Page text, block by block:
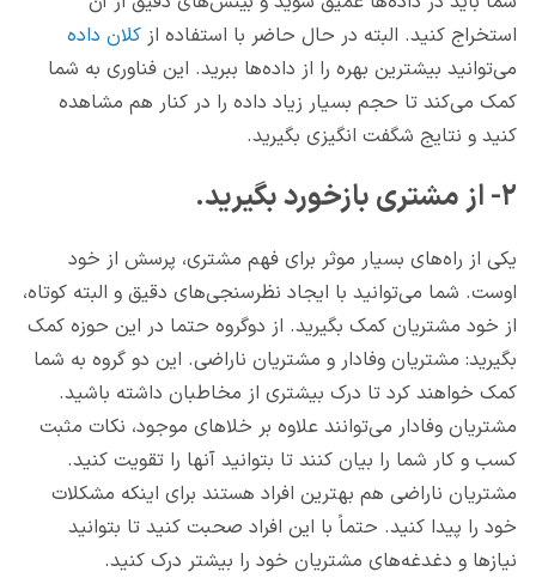
استخراج کنید. البته در حال حاضر با استفاده از کلان داده
می‌توانید بیشترین بهره را از داده‌ها ببرید. این فناوری به شما
کمک می‌کند تا حجم بسیار زیاد داده را در کنار هم مشاهده
کنید و نتایج شگفت انگیزی بگیرید.
۲- از مشتری بازخورد بگیرید.
یکی از راه‌های بسیار موثر برای فهم مشتری، پرسش از خود
اوست. شما می‌توانید با ایجاد نظرسنجی‌های دقیق و البته کوتاه،
از خود مشتریان کمک بگیرید. از دوگروه حتما در این حوزه کمک
بگیرید: مشتریان وفادار و مشتریان ناراضی. این دو گروه به شما
کمک خواهند کرد تا درک بیشتری از مخاطبان داشته باشید.
مشتریان وفادار می‌توانند علاوه بر خلا‌های موجود، نکات مثبت
کسب و کار شما را بیان کنند تا بتوانید آنها را تقویت کنید.
مشتریان ناراضی هم بهترین افراد هستند برای اینکه مشکلات
خود را پیدا کنید. حتماً با این افراد صحبت کنید تا بتوانید
نیازها و دغدغه‌های مشتریان خود را بیشتر درک کنید.